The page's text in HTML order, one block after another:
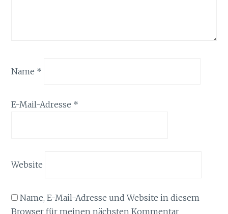
Name *
E-Mail-Adresse *
Website
Name, E-Mail-Adresse und Website in diesem
Browser für meinen nächsten Kommentar